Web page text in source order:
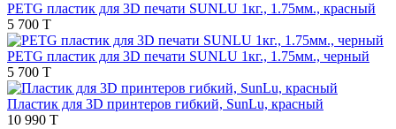
PETG пластик для 3D печати SUNLU 1кг., 1.75мм., красный
5 700 T
PETG пластик для 3D печати SUNLU 1кг., 1.75мм., черный
5 700 T
Пластик для 3D принтеров гибкий, SunLu, красный
10 990 T